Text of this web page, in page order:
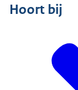
Hoort bij